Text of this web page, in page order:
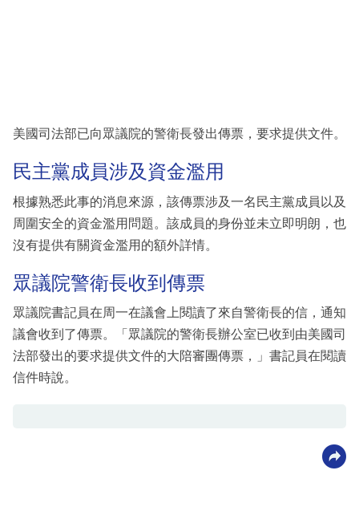
區
美國司法部已向眾議院的警衛長發出傳票，要求提供文件。
民主黨成員涉及資金濫用
根據熟悉此事的消息來源，該傳票涉及一名民主黨成員以及
周圍安全的資金濫用問題。該成員的身份並未立即明朗，也
沒有提供有關資金濫用的額外詳情。
眾議院警衛長收到傳票
眾議院書記員在周一在議會上閱讀了來自警衛長的信，通知
議會收到了傳票。「眾議院的警衛長辦公室已收到由美國司
法部發出的要求提供文件的大陪審團傳票，」書記員在閱讀
信件時說。